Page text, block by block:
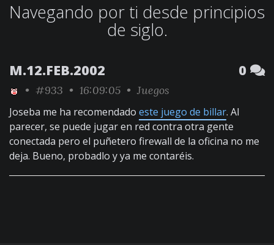
Navegando por ti desde principios
de siglo.
M.12.FEB.2002 0
• #933 • 16:09:05 • Juegos
Joseba me ha recomendado este juego de billar. Al
parecer, se puede jugar en red contra otra gente
conectada pero el puñetero firewall de la oficina no me
deja. Bueno, probadlo y ya me contaréis.